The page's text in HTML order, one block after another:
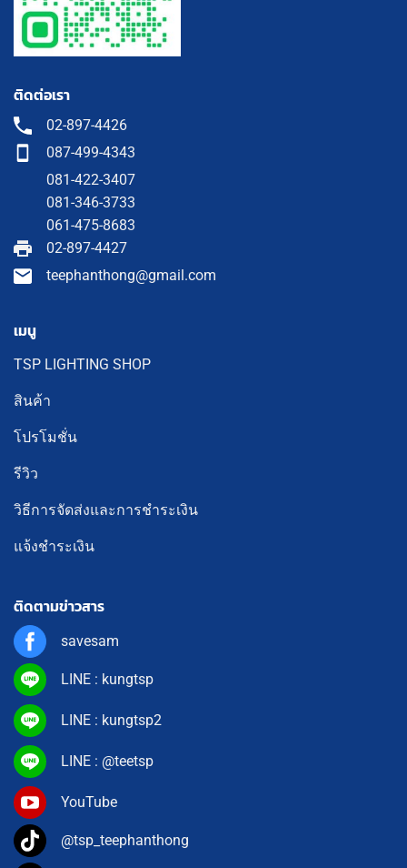
ติดต่อเรา
02-897-4426
087-499-4343
081-422-3407
081-346-3733
061-475-8683
02-897-4427
teephanthong@gmail.com
เมนู
TSP LIGHTING SHOP
สินค้า
โปรโมชั่น
รีวิว
วิธีการจัดส่งและการชำระเงิน
แจ้งชำระเงิน
ติดตามข่าวสาร
savesam
LINE : kungtsp
LINE : kungtsp2
LINE : @teetsp
YouTube
@tsp_teephanthong